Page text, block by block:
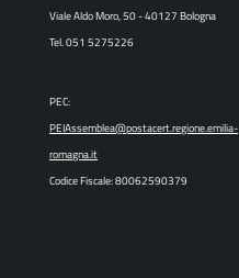
Viale Aldo Moro, 50 - 40127 Bologna
Tel. 051 5275226
PEC:
PEIAssemblea@postacert.regione.emilia-
romagna.it
Codice Fiscale: 80062590379